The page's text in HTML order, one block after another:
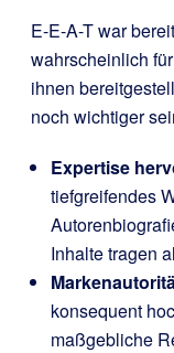
E-E-A-T war
wahrscheinlich
ihnen
noch wichtiger
Expertise
tiefgreifendes
Inhalte tragen
konsequent
maßgebliche